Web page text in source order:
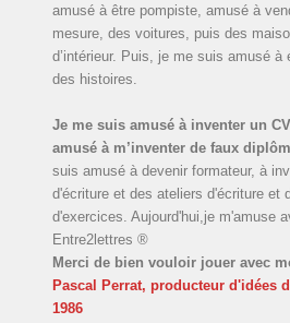
amusé à être pompiste, amusé à
mesure, des voitures, puis des
d’intérieur. Puis, je me suis amusé à
des histoires.
Je me suis amusé à inventer un
amusé à m’inventer de faux
suis amusé à devenir formateur, à
d'écriture et des ateliers d'écriture et
d'exercices. Aujourd'hui,je m'amuse
Entre2lettres ®
Merci de bien vouloir jouer avec
Pascal Perrat, producteur d'idées
1986